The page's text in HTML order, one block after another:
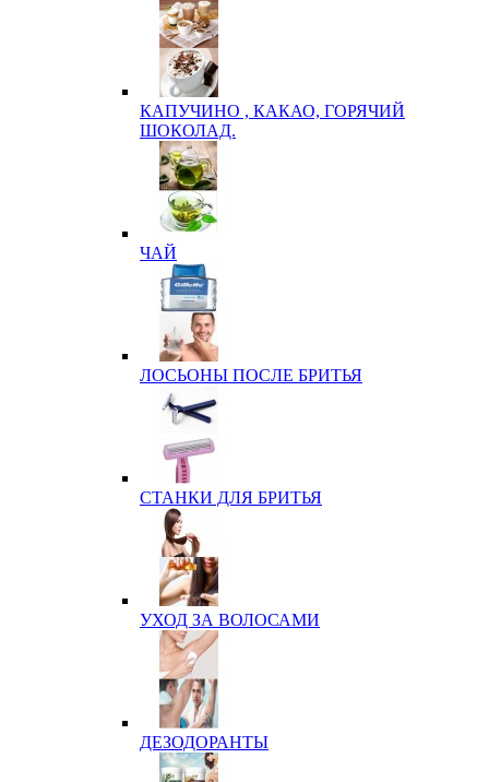
КАПУЧИНО , КАКАО, ГОРЯЧИЙ
ШОКОЛАД.
ЧАЙ
ЛОСЬОНЫ ПОСЛЕ БРИТЬЯ
СТАНКИ ДЛЯ БРИТЬЯ
УХОД ЗА ВОЛОСАМИ
ДЕЗОДОРАНТЫ